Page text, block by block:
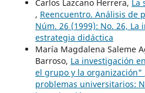
Carlos Lazcano Herrera, La
, Reencuentro. Análisis de
Núm. 26 (1999): No. 26, La
estrategia didáctica
María Magdalena Saleme
Barroso, La investigación
el grupo y la organización"
problemas universitarios: